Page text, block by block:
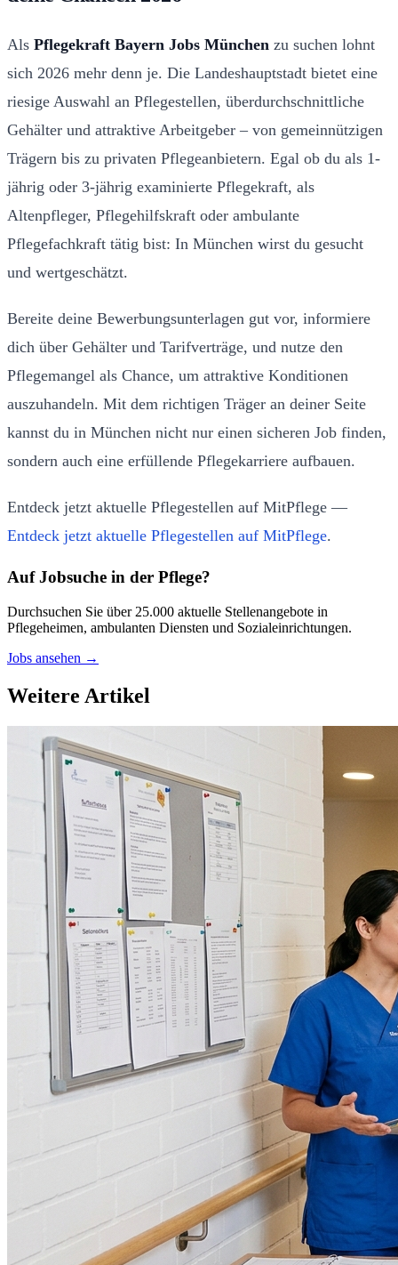
Als Pflegekraft Bayern Jobs München zu suchen lohnt
sich 2026 mehr denn je. Die Landeshauptstadt bietet eine
riesige Auswahl an Pflegestellen, überdurchschnittliche
Gehälter und attraktive Arbeitgeber – von gemeinnützigen
Trägern bis zu privaten Pflegeanbietern. Egal ob du als 1-
jährig oder 3-jährig examinierte Pflegekraft, als
Altenpfleger, Pflegehilfskraft oder ambulante
Pflegefachkraft tätig bist: In München wirst du gesucht
und wertgeschätzt.
Bereite deine Bewerbungsunterlagen gut vor, informiere
dich über Gehälter und Tarifverträge, und nutze den
Pflegemangel als Chance, um attraktive Konditionen
auszuhandeln. Mit dem richtigen Träger an deiner Seite
kannst du in München nicht nur einen sicheren Job finden,
sondern auch eine erfüllende Pflegekarriere aufbauen.
Entdeck jetzt aktuelle Pflegestellen auf MitPflege —
Entdeck jetzt aktuelle Pflegestellen auf MitPflege.
Auf Jobsuche in der Pflege?
Durchsuchen Sie über 25.000 aktuelle Stellenangebote in
Pflegeheimen, ambulanten Diensten und Sozialeinrichtungen.
Jobs ansehen →
Weitere Artikel